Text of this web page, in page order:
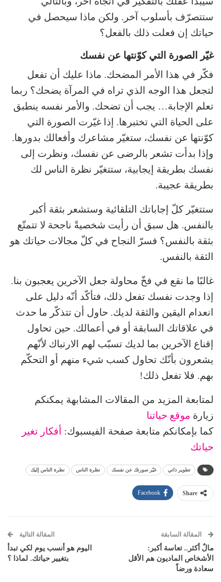
ستتصرّف بأسلوب آخر. ولكن ماذا سيحصل في
حياتك إن فعلت ذلك بالفعل؟
غيّر الصورة التي كوّنتها عن نفسك
فكّر في هذا الأمر المضحك. ماذا عليك أن تفعل
لتجعل هذا الوجه الذي تراه في المرآة يضحك؟ ربما
تعلم الإجابة… يجب أن تضحك. والأمر نفسه ينطبق
على الحياة التي تختبرها. إذا غيّرت الصورة التي
كوّنتها عن نفسك، ستغيّر مشاعرك وأفعالك بدورها.
وإذا بدأت تشعر بالرضى عن نفسك، ونظرت إلى
نفسك بطريقة إيجابية، ستتغيّر نظرة الناس لك
بطريقة عجيبة.
ستتغيّر كلّ إجاباتك التلقائية وستشعر بثقة أكبر
بالنفس. هل سبق أن رأيت شخصيةً ناجحة لا تتمتّع
بثقة بالنفس؟ فسرّ النجاح في كلّ مجالات حياتك هو
الثقة بالنفس.
غالبًا ما نقع في فخّ محاولة جعل الآخرين يعجبون بنا.
إذا وجدت نفسك تفعل ذلك، فتأكّد أنّه دليل على
انعدام اليقين والثقة لديك. حاول أن تتذكّر ما حدث
في علاقاتك السابقة أو في أعمالك. حين تحاول
إقناع الآخرين بما لديك تسبّب لهم الارتباك لأنّهم
يشعرون بأنّك تحاول كسب شيء منهم أو التحكّم
بهم. فلا تفعل ذلك!
لمتابعة المزيد من المقالات المشابهة يمكنكم
زيارة موقع حياتنا
كما بإمكانكم متابعة صفحة الفيسبوك:
أفكار تغير
حياتك
تطوير ذاتي غيّر صورتك عن نفسك نظرة الناس نظرة الناس إليك
Share
Facebook
المقالة السابقة
مالٌ أكثر.. تعاسة أكبر:
الأشخاص الماديون هم الأقل
سعادة ورضاً
المقالة التالية
اليوم هو أنسب يوم لكي تبدأ
بتغيير حياتك. لماذا ؟